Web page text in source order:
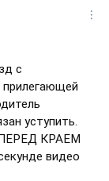
с
прилегающей
уступить.
ПЕРЕД КРАЕМ
видео